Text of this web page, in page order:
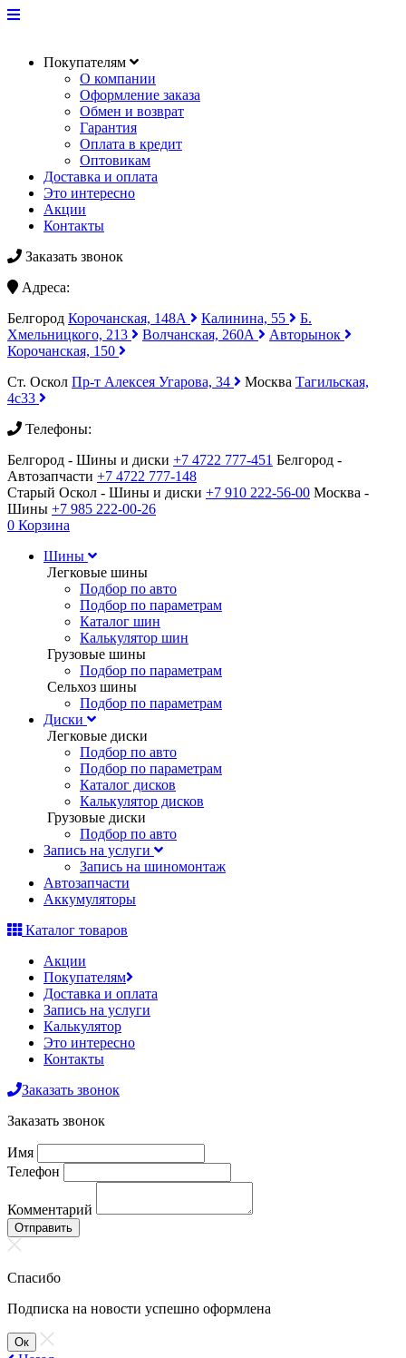
Покупателям
О компании
Оформление заказа
Обмен и возврат
Гарантия
Оплата в кредит
Оптовикам
Доставка и оплата
Это интересно
Акции
Контакты
Заказать звонок
Адреса:
Белгород Корочанская, 148А Калинина, 55
Б.
Хмельницкого, 213
Волчанская, 260А
Авторынок
Корочанская, 150
Ст. Оскол Пр-т Алексея Угарова, 34 Москва Тагильская,
4с33
Телефоны:
Белгород - Шины и диски +7 4722 777-451 Белгород -
Автозапчасти +7 4722 777-148
Старый Оскол - Шины и диски +7 910 222-56-00 Москва -
Шины +7 985 222-00-26
0 Корзина
Шины
Легковые шины
Подбор по авто
Подбор по параметрам
Каталог шин
Калькулятор шин
Грузовые шины
Подбор по параметрам
Сельхоз шины
Подбор по параметрам
Диски
Легковые диски
Подбор по авто
Подбор по параметрам
Каталог дисков
Калькулятор дисков
Грузовые диски
Подбор по авто
Запись на услуги
Запись на шиномонтаж
Автозапчасти
Аккумуляторы
Каталог товаров
Акции
Покупателям
Доставка и оплата
Запись на услуги
Калькулятор
Это интересно
Контакты
Заказать звонок
Заказать звонок
Имя
Телефон
Комментарий
Отправить
Спасибо
Подписка на новости успешно оформлена
Ок